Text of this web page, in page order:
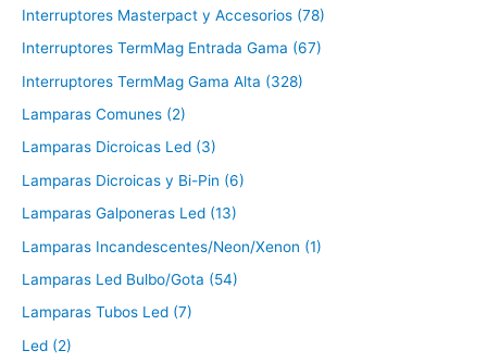
Interruptores Masterpact y Accesorios (78)
Interruptores TermMag Entrada Gama (67)
Interruptores TermMag Gama Alta (328)
Lamparas Comunes (2)
Lamparas Dicroicas Led (3)
Lamparas Dicroicas y Bi-Pin (6)
Lamparas Galponeras Led (13)
Lamparas Incandescentes/Neon/Xenon (1)
Lamparas Led Bulbo/Gota (54)
Lamparas Tubos Led (7)
Led (2)